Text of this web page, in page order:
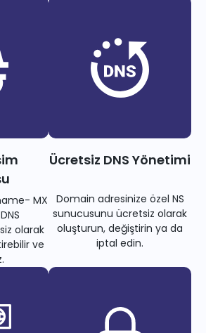
MX
olarak
ve
Ücretsiz DNS Yönetimi
Domain adresinize özel NS
sunucusunu ücretsiz olarak
oluşturun, değiştirin ya da
iptal edin.